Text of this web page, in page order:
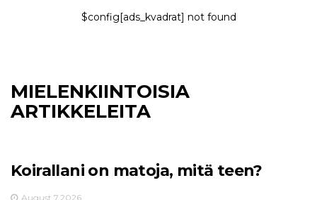
$config[ads_kvadrat] not found
MIELENKIINTOISIA
ARTIKKELEITA
Koirallani on matoja, mitä teen?
August 7,2026